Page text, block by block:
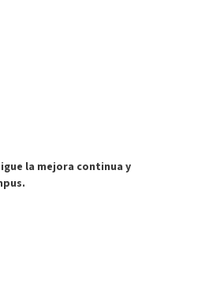
la mejora continua y